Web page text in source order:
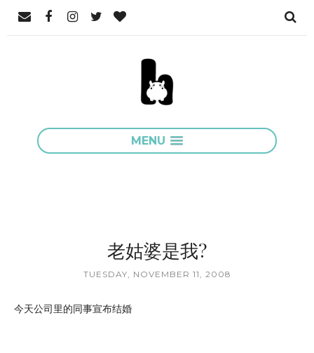
MENU
老姑婆是我?
TUESDAY, NOVEMBER 11, 2008
今天公司里的同事宣布结婚